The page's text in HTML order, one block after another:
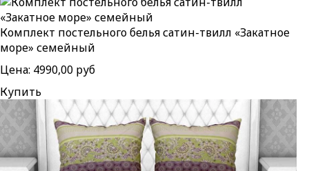
Комплект постельного белья сатин-твилл «Закатное
море» семейный
Цена: 4990,00 руб
Купить